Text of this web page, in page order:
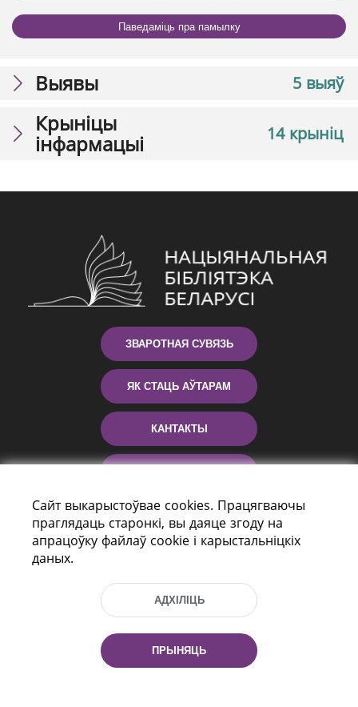
Паведаміць пра памылку
5 выяў
Выявы
14 крыніц
Крыніцы
інфармацыі
ЗВАРОТНАЯ СУВЯЗЬ
ЯК СТАЦЬ АЎТАРАМ
КАНТАКТЫ
г. Мiнск, Рэспубліка Беларусь, 220114
Тэл.: (+375 17) 368 37 37, Факс: (+375 17)
Сайт выкарыстоўвае cookies. Працягваючы
праглядаць старонкі, вы даяце згоду на
апрацоўку файлаў cookie і карыстальніцкіх
даных.
АДХІЛІЦЬ
ПРЫНЯЦЬ